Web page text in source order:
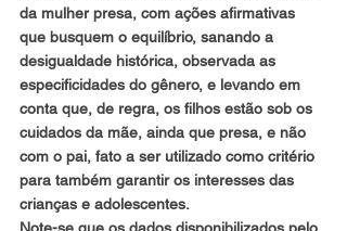
da mulher presa, com ações afirmativas
que busquem o equilíbrio, sanando a
desigualdade histórica, observada as
especificidades do gênero, e levando em
conta que, de regra, os filhos estão sob os
cuidados da mãe, ainda que presa, e não
com o pai, fato a ser utilizado como critério
para também garantir os interesses das
crianças e adolescentes.